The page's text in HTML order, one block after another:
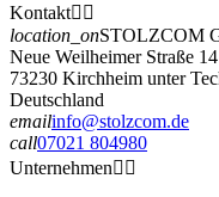
Kontakt 
location_onSTOLZCOM
Neue Weilheimer Straße 14
73230 Kirchheim unter
Deutschland
emailinfo@stolzcom.de
call07021 804980
Unternehmen 